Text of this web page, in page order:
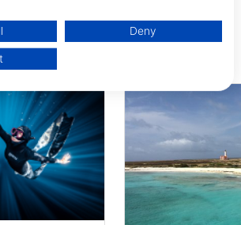
у близини
of the European Union and send to the USA.
policy applies solely to this website/app.
IAB Vendors)
information on a device
to select advertising
personalised advertising
Deny